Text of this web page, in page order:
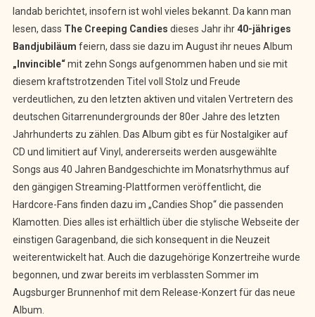
The
Candies
–
landab berichtet, insofern ist wohl vieles bekannt. Da kann man
lesen, dass The Creeping Candies dieses Jahr ihr40-jähriges
Bandjubiläum feiern, dass sie dazu im August ihr neues Album
„Invincible“mit zehn Songs aufgenommen haben und sie mit
diesem kraftstrotzenden Titel voll Stolz und Freude
verdeutlichen, zu den letzten aktiven und vitalen Vertretern des
deutschen Gitarrenundergrounds der 80er Jahre des letzten
Jahrhunderts zu zählen. Das Album gibt es für Nostalgiker auf
CD und limitiert auf Vinyl, andererseits werden ausgewählte
Songs aus 40 Jahren Bandgeschichte im Monatsrhythmus auf
den gängigen Streaming-Plattformen veröffentlicht, die
Hardcore-Fans finden dazu im „Candies Shop“ die passenden
Klamotten. Dies alles ist erhältlich über die stylische Webseite der
einstigen Garagenband, die sich konsequent in die Neuzeit
weiterentwickelt hat. Auch die dazugehörige Konzertreihe wurde
begonnen, und zwar bereits im verblassten Sommer im
Augsburger Brunnenhof mit dem Release-Konzert für das neue
Album.